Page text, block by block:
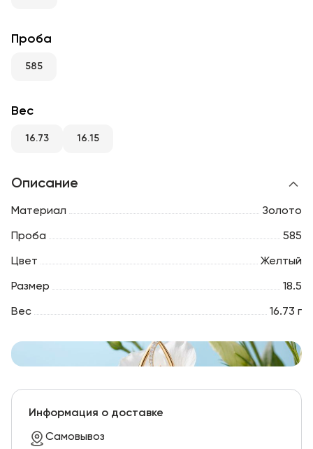
Проба
585
Вес
16.73 16.15
Описание
Материал Золото
Проба 585
Цвет Желтый
Размер 18.5
Вес 16.73 г
Информация о доставке
Самовывоз